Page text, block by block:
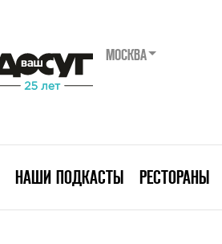
МОСКВА
НАШИ ПОДКАСТЫ РЕСТОРАНЫ